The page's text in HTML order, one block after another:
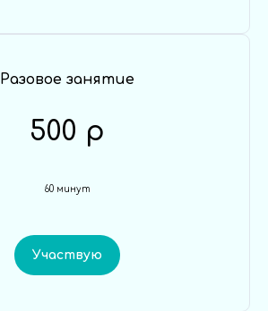
Разовое занятие
500 р
60 минут
Участвую